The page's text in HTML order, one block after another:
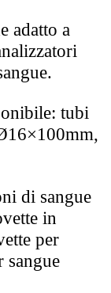
adatto a
tubi
di sangue
in
per
sangue